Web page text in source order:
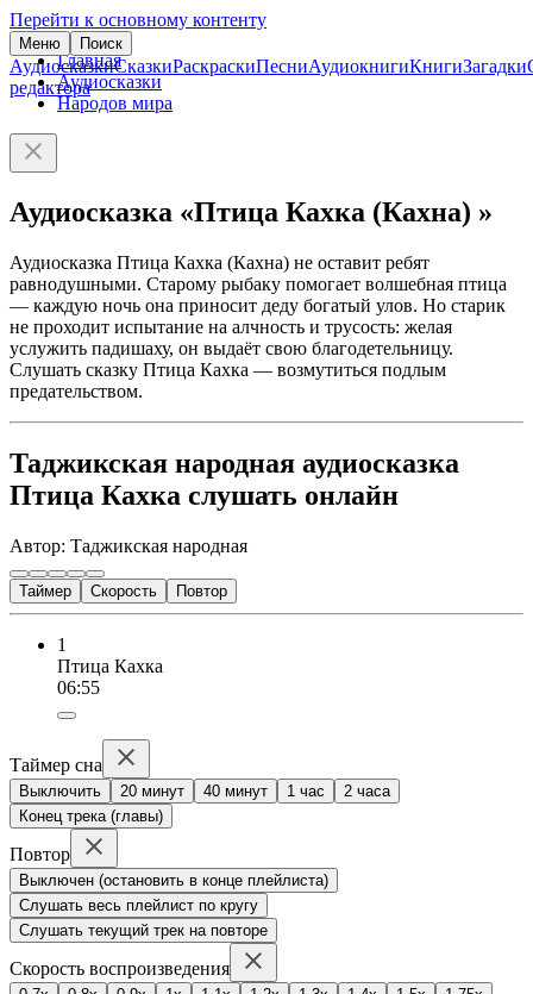
Перейти к основному контенту
Меню Поиск
АудиосказкиСказкиРаскраскиПесниАудиокнигиКнигиЗагадки
редактора
Главная
Аудиосказки
Народов мира
Аудиосказка «Птица Кахка (Кахна) »
Аудиосказка Птица Кахка (Кахна) не оставит ребят
равнодушными. Старому рыбаку помогает волшебная птица
— каждую ночь она приносит деду богатый улов. Но старик
не проходит испытание на алчность и трусость: желая
услужить падишаху, он выдаёт свою благодетельницу.
Слушать сказку Птица Кахка — возмутиться подлым
предательством.
Таджикская народная аудиосказка
Птица Кахка слушать онлайн
Автор: Таджикская народная
Таймер Скорость Повтор
1
Птица Кахка
06:55
Таймер сна
Выключить 20 минут 40 минут 1 час
2 часа
Конец трека (главы)
Повтор
Выключен (остановить в конце плейлиста)
Слушать весь плейлист по кругу
Слушать текущий трек на повторе
Скорость воспроизведения